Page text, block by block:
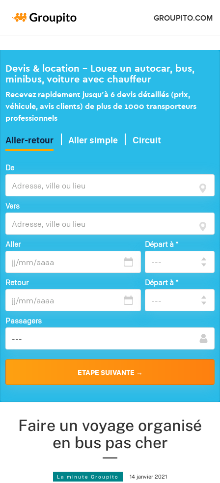
GROUPITO.COM
Devis & location – Louez un autocar, bus,
minibus, voiture avec chauffeur
Recevez rapidement jusqu’à 6 devis détaillés (prix,
véhicule, avis clients) de plus de 1000 transporteurs
professionnels
Aller-retour Aller simple Circuit
De
Vers
Aller Départ à *
Retour Départ à *
Passagers
Faire un voyage organisé
en bus pas cher
La minute Groupito 14 janvier 2021